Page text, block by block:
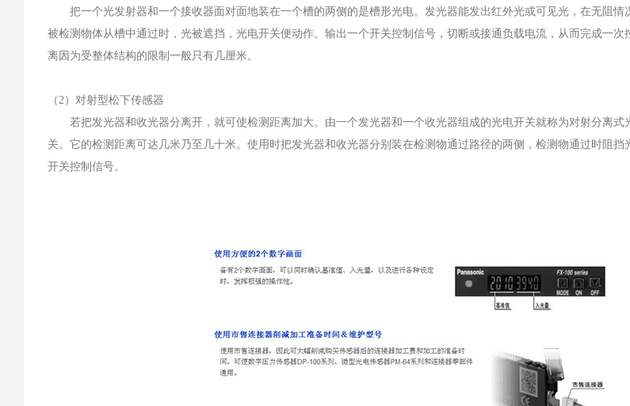
把一个光发射器和一个接收器面对面地装在一个槽的两侧的是槽形光电。发光器能发出红外光或可见光，在无阻情
被检测物体从槽中通过时，光被遮挡，光电开关便动作。输出一个开关控制信号，切断或接通负载电流，从而完成一次
离因为受整体结构的限制一般只有几厘米。
（2）对射型松下传感器
若把发光器和收光器分离开，就可使检测距离加大。由一个发光器和一个收光器组成的光电开关就称为对射分离式
关。它的检测距离可达几米乃至几十米。使用时把发光器和收光器分别装在检测物通过路径的两侧，检测物通过时阻挡
开关控制信号。